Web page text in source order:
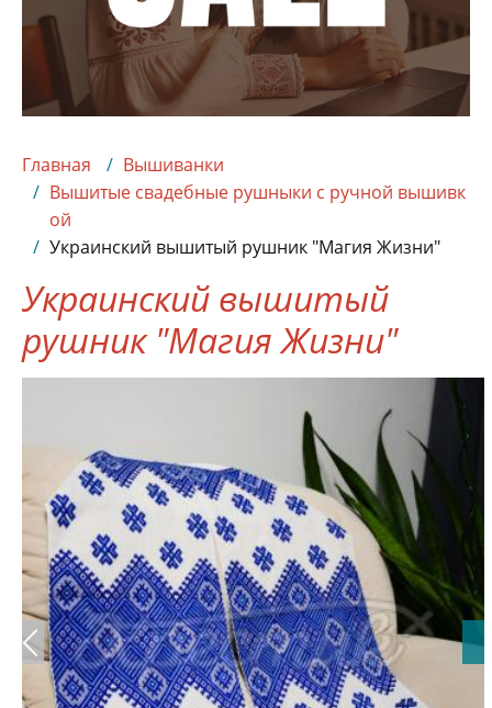
Главная
Вышиванки
Вышитые свадебные рушныки с ручной вышивк
ой
Украинский вышитый рушник "Магия Жизни"
Украинский вышитый
рушник "Магия Жизни"